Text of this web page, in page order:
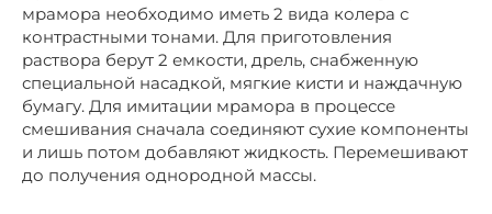
мрамора необходимо иметь 2 вида колера с
контрастными тонами. Для приготовления
раствора берут 2 емкости, дрель, снабженную
специальной насадкой, мягкие кисти и наждачную
бумагу. Для имитации мрамора в процессе
смешивания сначала соединяют сухие компоненты
и лишь потом добавляют жидкость. Перемешивают
до получения однородной массы.